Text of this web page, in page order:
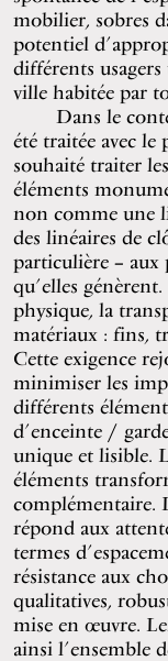
mobilier, sobres
potentiel
différents
ville habitée par
Dans le
été traitée avec le
souhaité traiter
éléments
non comme une
des linéaires de
particulière – aux
qu’elles
physique, la
matériaux : fins,
Cette exigence
minimiser les
différents
d’enceinte /
unique et lisible.
éléments
complémentaire.
répond aux
termes
résistance aux
qualitatives,
mise en œuvre.
ainsi l’ensemble